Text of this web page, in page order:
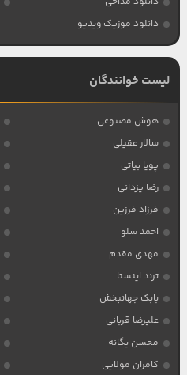
دانلود موزیک ویدیو
لیست خوانندگان
هوش مصنوعی
سالار عقیلی
پویا بیاتی
رضا یزدانی
فرزاد فرزین
احمد سلو
مهدی مقدم
ترند اینستا
بابک جهانبخش
علیرضا قربانی
محسن یگانه
کامران مولایی